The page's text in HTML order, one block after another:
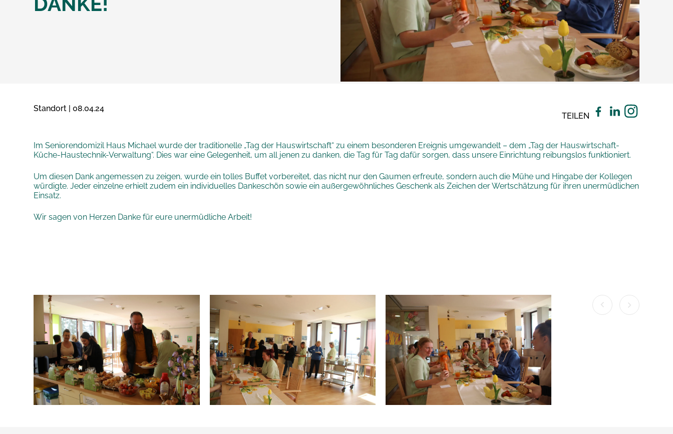
Standort | 08.04.24
TEILEN
Im Seniorendomizil Haus Michael wurde der traditionelle „Tag der Hauswirtschaft“ zu einem besonderen Ereignis umgewandelt – dem „Tag der Hauswirtschaft-
Küche-Haustechnik-Verwaltung“. Dies war eine Gelegenheit, um all jenen zu danken, die Tag für Tag dafür sorgen, dass unsere Einrichtung reibungslos funktioniert.
Um diesen Dank angemessen zu zeigen, wurde ein tolles Buffet vorbereitet, das nicht nur den Gaumen erfreute, sondern auch die Mühe und Hingabe der Kollegen
würdigte. Jeder einzelne erhielt zudem ein individuelles Dankeschön sowie ein außergewöhnliches Geschenk als Zeichen der Wertschätzung für ihren unermüdlichen
Einsatz.
Wir sagen von Herzen Danke für eure unermüdliche Arbeit!